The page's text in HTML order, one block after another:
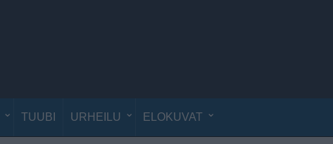
TUUBI URHEILU ELOKUVAT